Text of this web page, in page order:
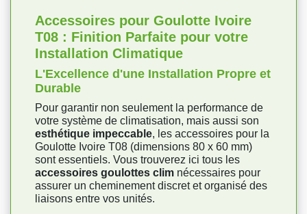
Accessoires pour Goulotte Ivoire
T08 : Finition Parfaite pour votre
Installation Climatique
L'Excellence d'une Installation Propre et
Durable
Pour garantir non seulement la performance de
votre système de climatisation, mais aussi son
esthétique impeccable, les accessoires pour la
Goulotte Ivoire T08 (dimensions 80 x 60 mm)
sont essentiels. Vous trouverez ici tous les
accessoires goulottes clim nécessaires pour
assurer un cheminement discret et organisé des
liaisons entre vos unités.